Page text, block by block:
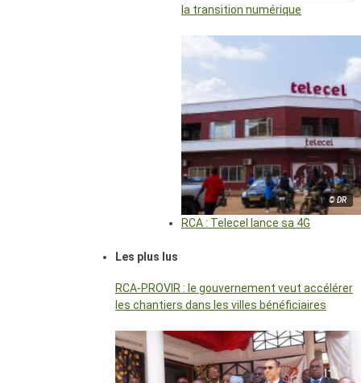
la transition numérique
© DR
RCA : Telecel lance sa 4G
Les plus lus
RCA-PROVIR : le gouvernement veut accélérer
les chantiers dans les villes bénéficiaires